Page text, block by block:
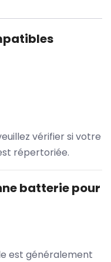
vérifier si votre
répertoriée.
batterie pour
est généralement